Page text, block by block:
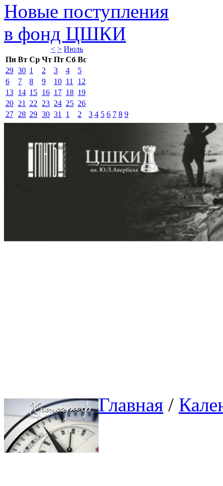
Новые поступления
в фонд ЦШКИ
< > Июль
Пн Вт Ср Чт Пт Сб Вс
29 30 1 2 3 4
5
6
7 8 9 10 11
12
13 14 15 16 17 18 19
20 21 22 23 24 25 26
27 28 29 30 31 1 2 3 4 5 6 7 8 9
Главная /